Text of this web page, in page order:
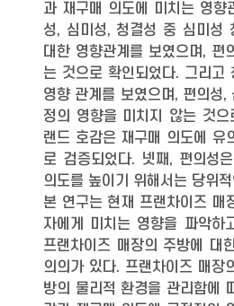
과 재구매 의도에 미치는 영향
성, 심미성, 청결성 중 심미성
대한 영향관계를 보였으며, 편
는 것으로 확인되었다. 그리고
영향 관계를 보였으며, 편의성,
정의 영향을 미치지 않는 것
랜드 호감은 재구매 의도에 유
로 검증되었다. 넷째, 편의성
의도를 높이기 위해서는 당위
본 연구는 현재 프랜차이즈 매
자에게 미치는 영향을 파악하
프랜차이즈 매장의 주방에 대
의의가 있다. 프랜차이즈 매장
방의 물리적 환경을 관리함에